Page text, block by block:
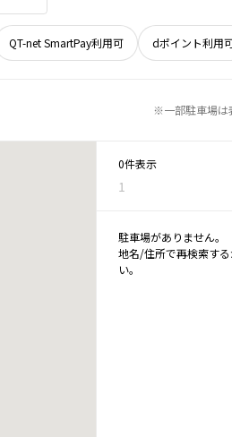
QT-net SmartPay利用可 dポイント利用
※一部駐車場は
0件表示
1
駐車場がありません。
地名/住所で再検索す
い。